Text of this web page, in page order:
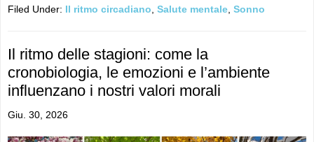
Filed Under: Il ritmo circadiano Salute mentale Sonno
Il ritmo delle stagioni: come la
cronobiologia, le emozioni e l’ambiente
influenzano i nostri valori morali
Giu. 30, 2026